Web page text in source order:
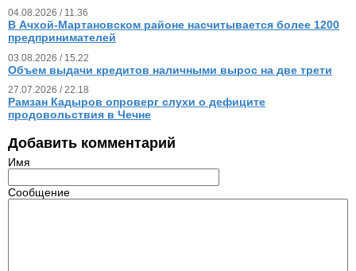
04.08.2026 / 11.36
В Ачхой-Мартановском районе насчитывается более 1200
предпринимателей
03.08.2026 / 15.22
Объем выдачи кредитов наличными вырос на две трети
27.07.2026 / 22.18
Рамзан Кадыров опроверг слухи о дефиците
продовольствия в Чечне
Добавить комментарий
Имя
Сообщение